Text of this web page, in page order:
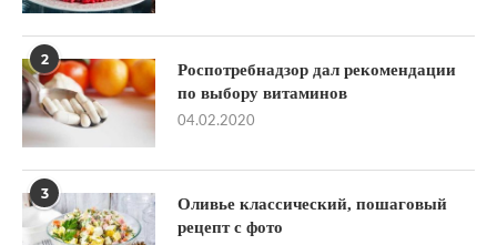
2
Роспотребнадзор дал рекомендации
по выбору витаминов
04.02.2020
3
Оливье классический, пошаговый
рецепт с фото